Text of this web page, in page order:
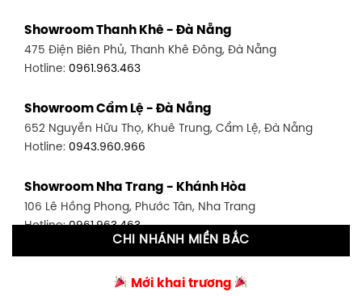
1448 Huỳnh Tấn Phát, Phú Thuận, Quận 7, TP HCM
Hotline:0946.480.580
348 Đ. Bạch Đằng, P. 14, Bình Thạnh, TP HCM
Hotline:0902.716.230
591 Hoàng Văn Thụ, P. 4, Tân Bình, TP HCM
Hotline:0906.256.759
0986.71.8448
Showroom Thanh Khê - Đà Nẵng
475 Điện Biên Phủ, Thanh Khê Đông, Đà Nẵng
Hotline: 0961.963.463
Showroom Cẩm Lệ - Đà Nẵng
652 Nguyễn Hữu Thọ, Khuê Trung, Cẩm Lệ, Đà Nẵng
Hotline: 0943.960.966
Showroom Nha Trang - Khánh Hòa
106 Lê Hồng Phong, Phước Tân, Nha Trang
Hotline:0961.963.463
27-29 Nguyễn Sỹ Sách, Hưng Bình, TP Vinh, Nghệ An
CHI NHÁNH MIỀN BẮC
Mới khai trương